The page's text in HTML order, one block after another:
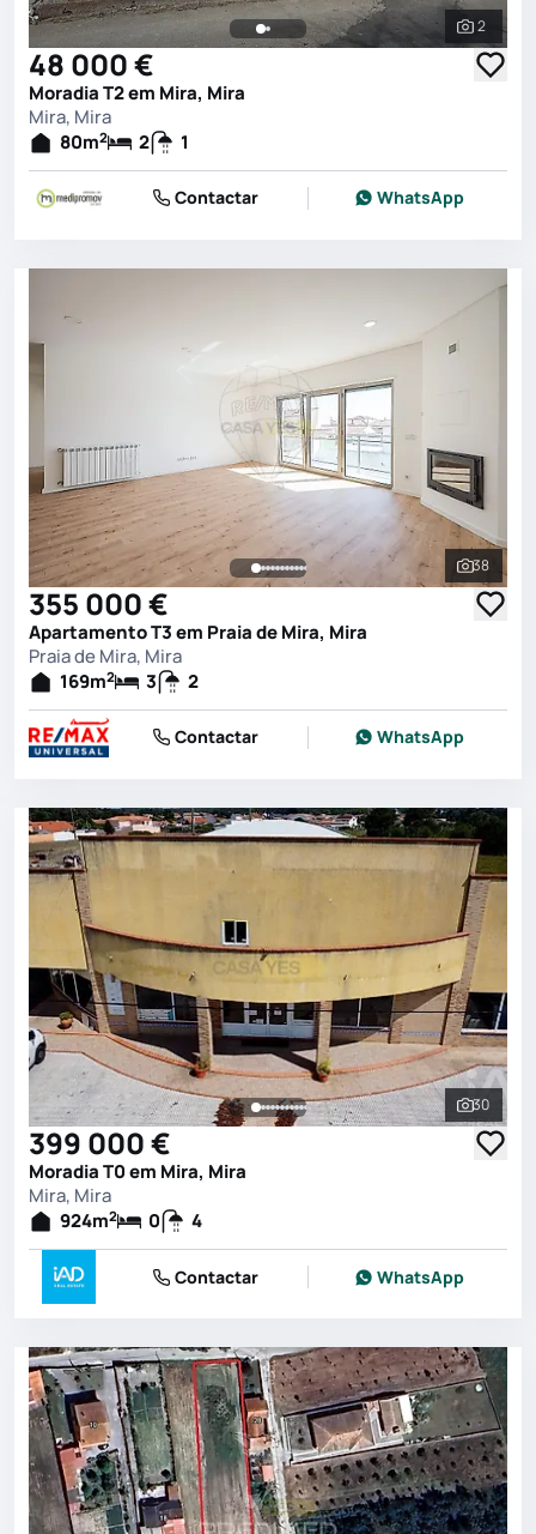
Ver
2
48 000 €
Moradia T2 em Mira, Mira
Mira, Mira
80m2 2 1
Contactar WhatsApp
Ver
38
355 000 €
Apartamento T3 em Praia de Mira, Mira
Praia de Mira, Mira
169m2 3 2
Contactar WhatsApp
Ver
30
399 000 €
Moradia T0 em Mira, Mira
Mira, Mira
924m2 0 4
Contactar WhatsApp